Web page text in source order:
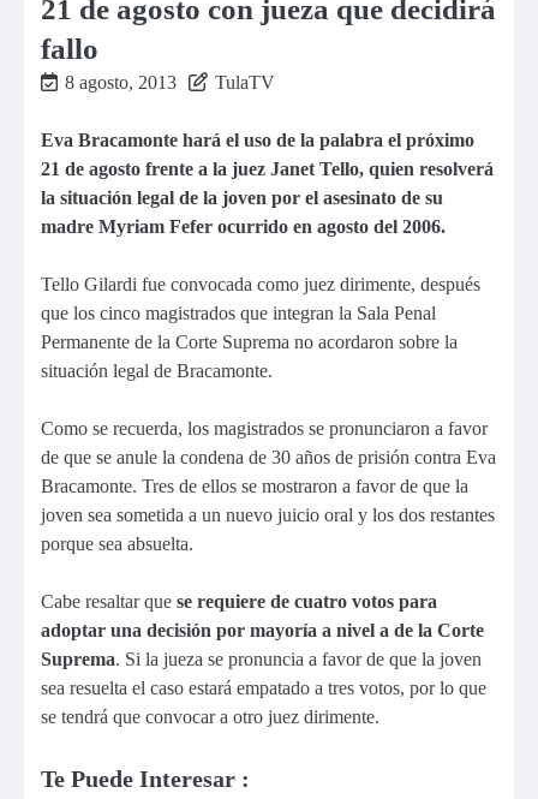
21 de agosto con jueza que decidirá
fallo
8 agosto, 2013 TulaTV
Eva Bracamonte hará el uso de la palabra el próximo
21 de agosto frente a la juez Janet Tello, quien resolverá
la situación legal de la joven por el asesinato de su
madre Myriam Fefer ocurrido en agosto del 2006.
Tello Gilardi fue convocada como juez dirimente, después
que los cinco magistrados que integran la Sala Penal
Permanente de la Corte Suprema no acordaron sobre la
situación legal de Bracamonte.
Como se recuerda, los magistrados se pronunciaron a favor
de que se anule la condena de 30 años de prisión contra Eva
Bracamonte. Tres de ellos se mostraron a favor de que la
joven sea sometida a un nuevo juicio oral y los dos restantes
porque sea absuelta.
Cabe resaltar que se requiere de cuatro votos para
adoptar una decisión por mayoría a nivel a de la Corte
Suprema. Si la jueza se pronuncia a favor de que la joven
sea resuelta el caso estará empatado a tres votos, por lo que
se tendrá que convocar a otro juez dirimente.
Te Puede Interesar :